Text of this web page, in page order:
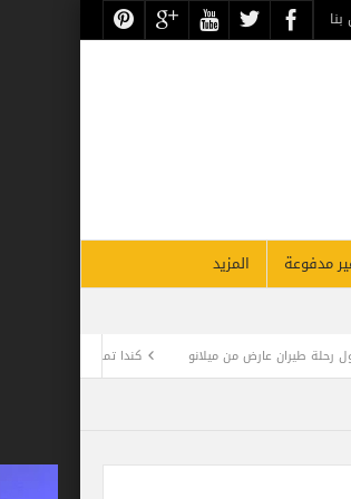
المزيد
كندا تمنح تصاريح إقامة دائمة غير مسبوقة في 2022.. ومطلوب 1.5 مليون مهاجر حتى 2025